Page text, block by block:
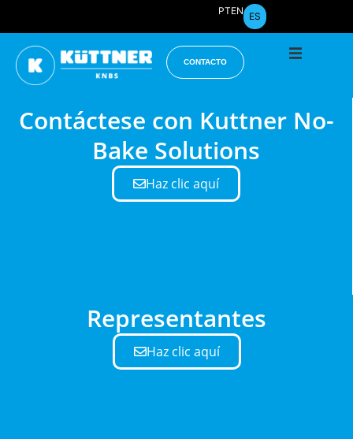
PTEN ES
CONTACTO
Contáctese con Kuttner No-
Bake Solutions
Haz clic aquí
Representantes
Haz clic aquí